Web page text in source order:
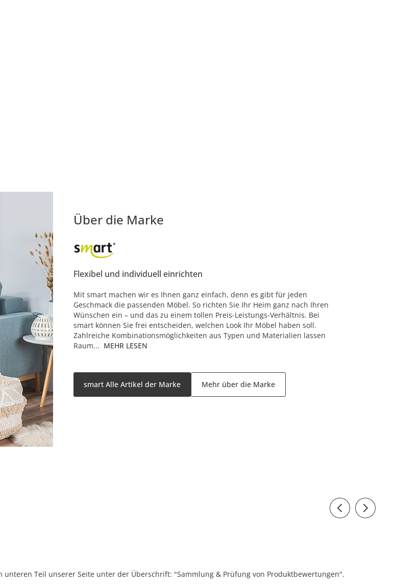
Über die Marke
Flexibel und individuell einrichten
Mit smart machen wir es Ihnen ganz einfach, denn es gibt für jeden
Geschmack die passenden Möbel. So richten Sie Ihr Heim ganz nach Ihren
Wünschen ein – und das zu einem tollen Preis-Leistungs-Verhältnis. Bei
smart können Sie frei entscheiden, welchen Look Ihr Möbel haben soll.
Zahlreiche Kombinationsmöglichkeiten aus Typen und Materialien lassen
Raum... MEHR LESEN
smart Alle Artikel der Marke Mehr über die Marke
Teil unserer Seite unter der Überschrift: "Sammlung & Prüfung von Produktbewertungen".